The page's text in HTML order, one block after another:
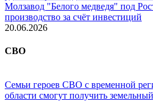
Молзавод "Белого медведя" под
производство за счёт инвестиций
20.06.2026
СВО
Семьи героев СВО с временной
области смогут получить